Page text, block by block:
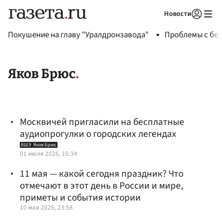
Новости
Покушение на главу "Уралдронзавода" Проблемы с
Яков Брюс
Москвичей пригласили на бесплатные
аудиопрогулки о городских легендах
ВШЭ Яков Брюс
01 июля 2026, 16:34
11 мая — какой сегодня праздник? Что
отмечают в этот день в России и мире,
приметы и события истории
10 мая 2026, 23:58